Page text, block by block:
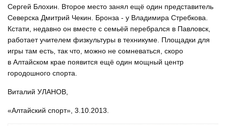
Сергей Блохин. Второе место занял ещё один представитель
Северска Дмитрий Чекин. Бронза - у Владимира Стребкова.
Кстати, недавно он вместе с семьёй перебрался в Павловск,
работает учителем физкультуры в техникуме. Площадки для
игры там есть, так что, можно не сомневаться, скоро
в Алтайском крае появится ещё один мощный центр
городошного спорта.
Виталий УЛАНОВ,
«Алтайский спорт», 3.10.2013.